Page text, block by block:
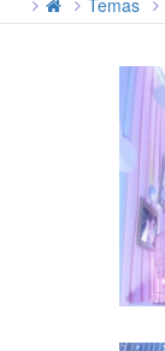
Temas